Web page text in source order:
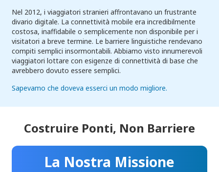
Nel 2012, i viaggiatori stranieri affrontavano un frustrante
divario digitale. La connettività mobile era incredibilmente
costosa, inaffidabile o semplicemente non disponibile per i
visitatori a breve termine. Le barriere linguistiche rendevano
compiti semplici insormontabili. Abbiamo visto innumerevoli
viaggiatori lottare con esigenze di connettività di base che
avrebbero dovuto essere semplici.
Sapevamo che doveva esserci un modo migliore.
Costruire Ponti, Non Barriere
La Nostra Missione